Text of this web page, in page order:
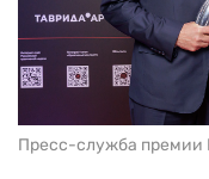
Пресс-служба премии